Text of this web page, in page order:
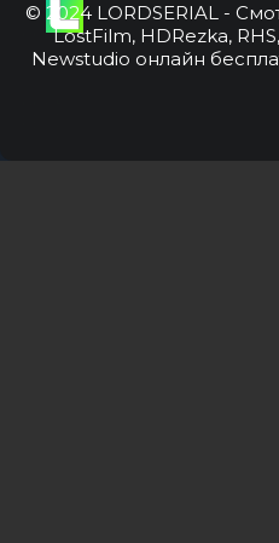
© 2024 LORDSERIAL -
LostFilm, HDRezka,
Newstudio онлайн